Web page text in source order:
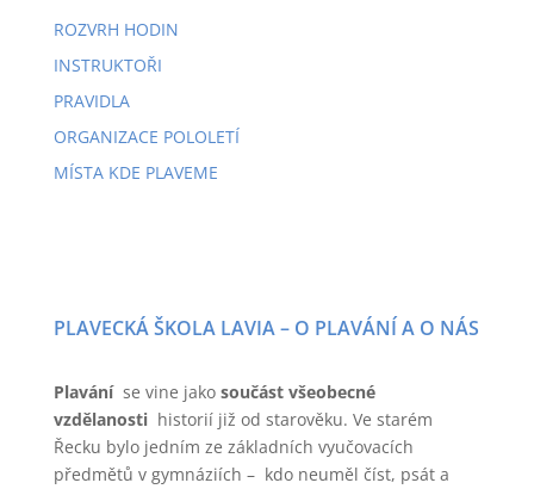
ROZVRH HODIN
INSTRUKTOŘI
PRAVIDLA
ORGANIZACE POLOLETÍ
MÍSTA KDE PLAVEME
PLAVECKÁ ŠKOLA LAVIA – O PLAVÁNÍ A O NÁS
Plavání se vine jako součást všeobecné
vzdělanosti historií již od starověku. Ve starém
Řecku bylo jedním ze základních vyučovacích
předmětů v gymnáziích – kdo neuměl číst, psát a